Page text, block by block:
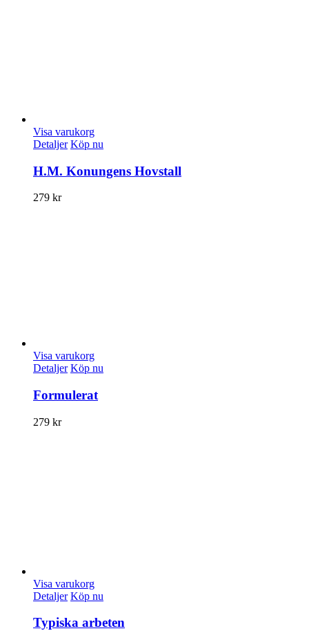
Visa varukorg
Detaljer Köp nu
H.M. Konungens Hovstall
279 kr
Visa varukorg
Detaljer Köp nu
Formulerat
279 kr
Visa varukorg
Detaljer Köp nu
Typiska arbeten